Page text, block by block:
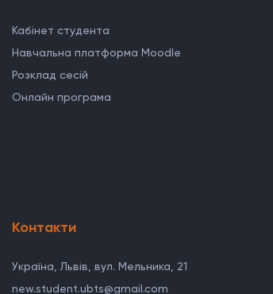
Кабінет студента
Навчальна платформа Moodle
Розклад сесій
Онлайн програма
Контакти
Україна, Львів, вул. Мельника, 21
new.student.ubts@gmail.com